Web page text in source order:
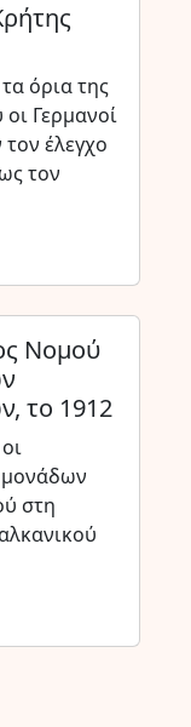
όρια της
Γερμανοί
έλεγχο
τον
Νομού
το 1912
μονάδων
στη